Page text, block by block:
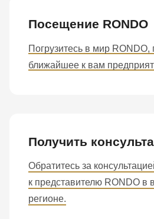
Посещение RONDO
Погрузитесь в мир RONDO,
ближайшее к вам
Получить
Обратитесь за
к представителю RONDO в
регионе.